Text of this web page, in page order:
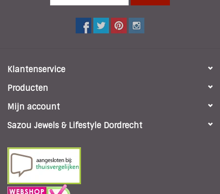
Klantenservice
Producten
Mijn account
Sazou Jewels & Lifestyle Dordrecht